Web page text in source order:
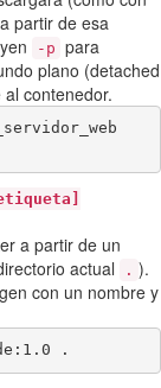
partir de esa
-p para
plano (detached
contenedor.
a partir de un
actual
. ).
con un nombre y
.